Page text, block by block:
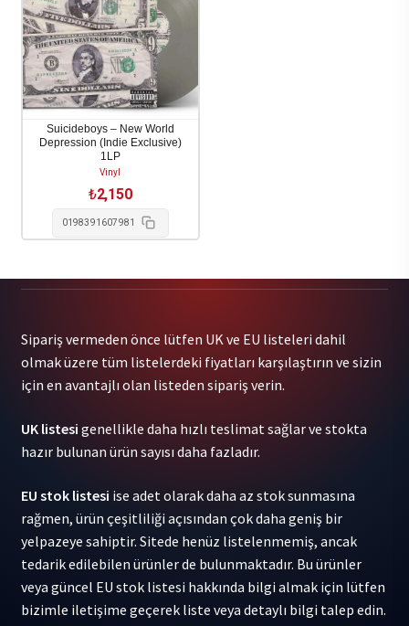
To
Die
In
New
Orleans
LP
Suicideboys – New World
Depression (Indie Exclusive)
1LP
Vinyl
₺2,150
0198391607981
Sipariş vermeden önce lütfen UK ve EU listeleri dahil
olmak üzere tüm listelerdeki fiyatları karşılaştırın ve sizin
için en avantajlı olan listeden sipariş verin.
UK listesi genellikle daha hızlı teslimat sağlar ve stokta
hazır bulunan ürün sayısı daha fazladır.
EU stok listesi ise adet olarak daha az stok sunmasına
rağmen, ürün çeşitliliği açısından çok daha geniş bir
yelpazeye sahiptir. Sitede henüz listelenmemiş, ancak
tedarik edilebilen ürünler de bulunmaktadır. Bu ürünler
veya güncel EU stok listesi hakkında bilgi almak için lütfen
bizimle iletişime geçerek liste veya detaylı bilgi talep edin.